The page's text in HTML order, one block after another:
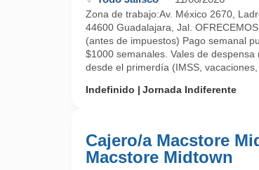
Zona de trabajo:Av. México 2670,
44600 Guadalajara, Jal.
(antes de impuestos) Pago semanal
$1000 semanales. Vales de
desde el primerdía (IMSS, vacaciones,
Indefinido
Jornada Indiferente
Cajero/a Macstore
Macstore Midtown